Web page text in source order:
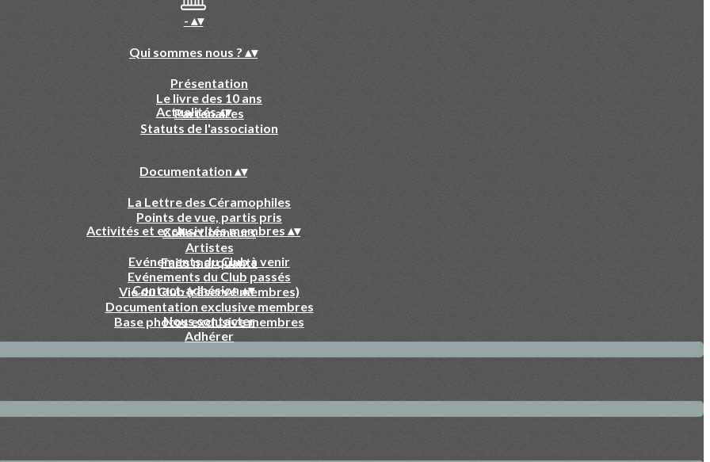
- ▴▾
Qui sommes nous ? ▴▾
Présentation
Le livre des 10 ans
Partenaires
Statuts de l'association
Actualités▴▾
Documentation ▴▾
La Lettre des Céramophiles
Points de vue, partis pris
Collectionneurs
Artistes
Faits marquants
Activités et exclusivités membres ▴▾
Evénements du Club à venir
Evénements du Club passés
Vie du Club (réservé membres)
Documentation exclusive membres
Base photos exclusive membres
Contact-adhésion▴▾
Nous contacter
Adhérer